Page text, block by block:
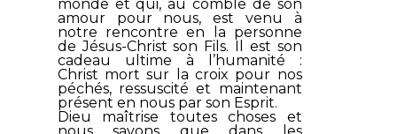
monde et qui, au comble de son
amour pour nous, est venu à
notre rencontre en la personne
de Jésus-Christ son Fils. Il est son
cadeau ultime à l’humanité :
Christ mort sur la croix pour nos
péchés, ressuscité et maintenant
présent en nous par son Esprit.
Dieu maîtrise toutes choses et